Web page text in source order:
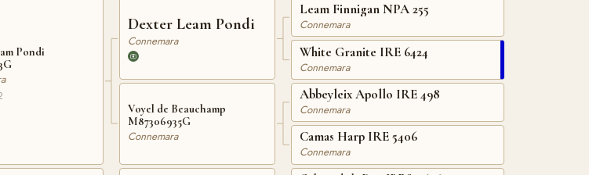
Pondi
Dexter Leam Pondi
Connemara
Voyel de Beauchamp
M87306935G
Connemara
Leam Finnigan NPA 255
Connemara
White Granite IRE 6424
Connemara
Abbeyleix Apollo IRE 498
Connemara
Camas Harp IRE 5406
Connemara